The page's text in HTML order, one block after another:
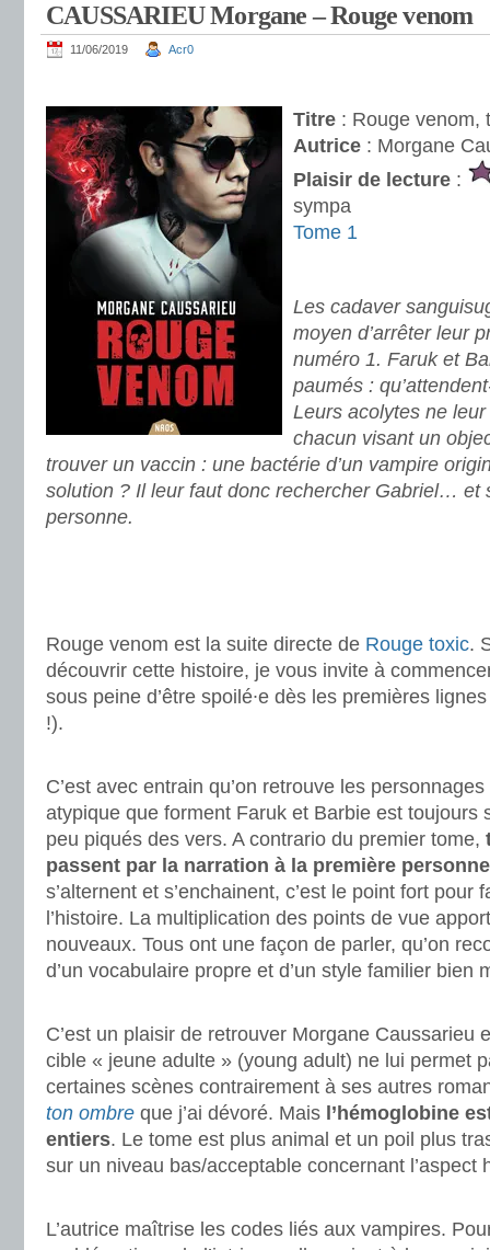
CAUSSARIEU Morgane – Rouge venom
11/06/2019 Acr0
Titre : Rouge venom,
Autrice : Morgane
Plaisir de lecture :
sympa
Tome 1
Les cadaver
moyen d’arrêter leur
numéro 1. Faruk et
paumés :
Leurs acolytes ne
chacun visant un
trouver un vaccin : une bactérie d’un vampire
solution ? Il leur faut donc rechercher Gabriel… et
personne.
Rouge venom est la suite directe de Rouge toxic.
découvrir cette histoire, je vous invite à
sous peine d’être spoilé∙e dès les premières
!).
C’est avec entrain qu’on retrouve les
atypique que forment Faruk et Barbie est toujours
peu piqués des vers. A contrario du premier tome,
passent par la narration à la première personne
s’alternent et s’enchainent, c’est le point fort pour
l’histoire. La multiplication des points de vue
nouveaux. Tous ont une façon de parler, qu’on
d’un vocabulaire propre et d’un style familier bien
C’est un plaisir de retrouver Morgane Caussarieu
cible « jeune adulte » (young adult) ne lui permet
certaines scènes contrairement à ses autres
ton ombre que j’ai dévoré. Mais l’hémoglobine
entiers. Le tome est plus animal et un poil plus
sur un niveau bas/acceptable concernant l’aspect
L’autrice maîtrise les codes liés aux vampires.